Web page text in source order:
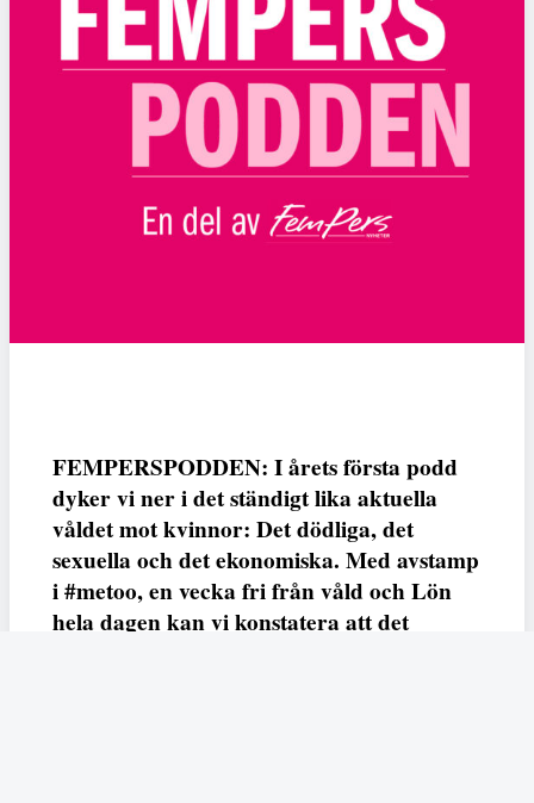
FEMPERSPODDEN: I årets första podd
dyker vi ner i det ständigt lika aktuella
våldet mot kvinnor: Det dödliga, det
sexuella och det ekonomiska. Med avstamp
i #metoo, en vecka fri från våld och Lön
hela dagen kan vi konstatera att det